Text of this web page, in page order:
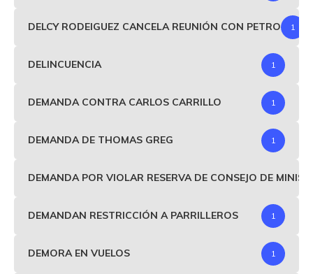
DELCY RODEIGUEZ CANCELA REUNIÓN CON PETRO 1
DELINCUENCIA 1
DEMANDA CONTRA CARLOS CARRILLO 1
DEMANDA DE THOMAS GREG 1
DEMANDA POR VIOLAR RESERVA DE CONSEJO DE
DEMANDAN RESTRICCIÓN A PARRILLEROS 1
DEMORA EN VUELOS 1